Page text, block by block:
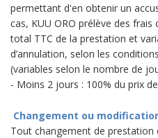
permettant d'en obtenir un
cas, KUU ORO prélève des
total TTC de la prestation et
d’annulation, selon les
(variables selon le nombre de
- Moins 2 jours : 100% du prix
Changement ou
Tout changement de